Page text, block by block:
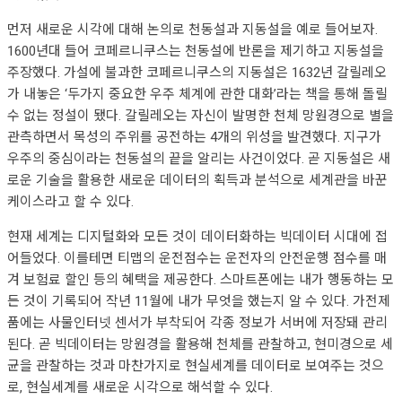
먼저 새로운 시각에 대해 논의로 천동설과 지동설을 예로 들어보자.
1600년대 들어 코페르니쿠스는 천동설에 반론을 제기하고 지동설을
주장했다. 가설에 불과한 코페르니쿠스의 지동설은 1632년 갈릴레오
가 내놓은 ‘두가지 중요한 우주 체계에 관한 대화’라는 책을 통해 돌릴
수 없는 정설이 됐다. 갈릴레오는 자신이 발명한 천체 망원경으로 별을
관측하면서 목성의 주위를 공전하는 4개의 위성을 발견했다. 지구가
우주의 중심이라는 천동설의 끝을 알리는 사건이었다. 곧 지동설은 새
로운 기술을 활용한 새로운 데이터의 획득과 분석으로 세계관을 바꾼
케이스라고 할 수 있다.
현재 세계는 디지털화와 모든 것이 데이터화하는 빅데이터 시대에 접
어들었다. 이를테면 티맵의 운전점수는 운전자의 안전운행 점수를 매
겨 보험료 할인 등의 혜택을 제공한다. 스마트폰에는 내가 행동하는 모
든 것이 기록되어 작년 11월에 내가 무엇을 했는지 알 수 있다. 가전제
품에는 사물인터넷 센서가 부착되어 각종 정보가 서버에 저장돼 관리
된다. 곧 빅데이터는 망원경을 활용해 천체를 관찰하고, 현미경으로 세
균을 관찰하는 것과 마찬가지로 현실세계를 데이터로 보여주는 것으
로, 현실세계를 새로운 시각으로 해석할 수 있다.